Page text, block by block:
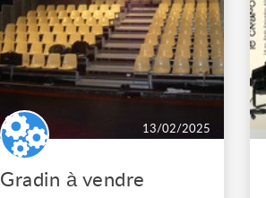
13/02/2025
Gradin à vendre